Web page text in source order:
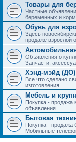
Товары для
Частные
беременных и
Обувь для
Здесь
продаже взрослой
Объявления о
Запчасти,
Хэнд-мэйд
Все что сделано
изготовления
Мебель и
Покупка - продажа
объявления.
Бытовая
Покупка - продажа
Мобильные